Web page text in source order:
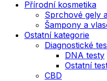
Přírodní kosmetika
Sprchové gely
Šampony a
Ostatní kategorie
Diagnostické
DNA testy
Ostatní
CBD